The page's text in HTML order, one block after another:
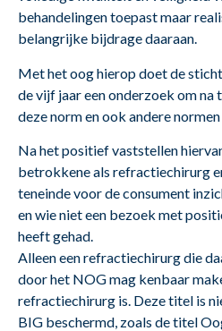
behandelingen toepast maar
belangrijke bijdrage daaraan.
Met het oog hierop doet de
de vijf jaar een onderzoek om
deze norm en ook andere
Na het positief vaststellen
betrokkene als refractiechirurg
teneinde voor de consument
en wie niet een bezoek met
heeft gehad.
Alleen een refractiechirurg die
door het NOG mag kenbaar
refractiechirurg is. Deze titel is
BIG beschermd, zoals de titel